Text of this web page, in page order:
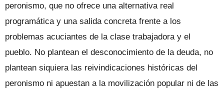
peronismo, que no ofrece una alternativa real
programática y una salida concreta frente a los
problemas acuciantes de la clase trabajadora y el
pueblo. No plantean el desconocimiento de la deuda, no
plantean siquiera las reivindicaciones históricas del
peronismo ni apuestan a la movilización popular ni de las